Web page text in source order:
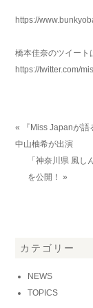
https://
橋本佳奈のツイート
https://twitter.com/
« 『Miss Japanが語
中山柚希が出演
「神奈川県 風
を公開！ »
カテゴリー
NEWS
TOPICS